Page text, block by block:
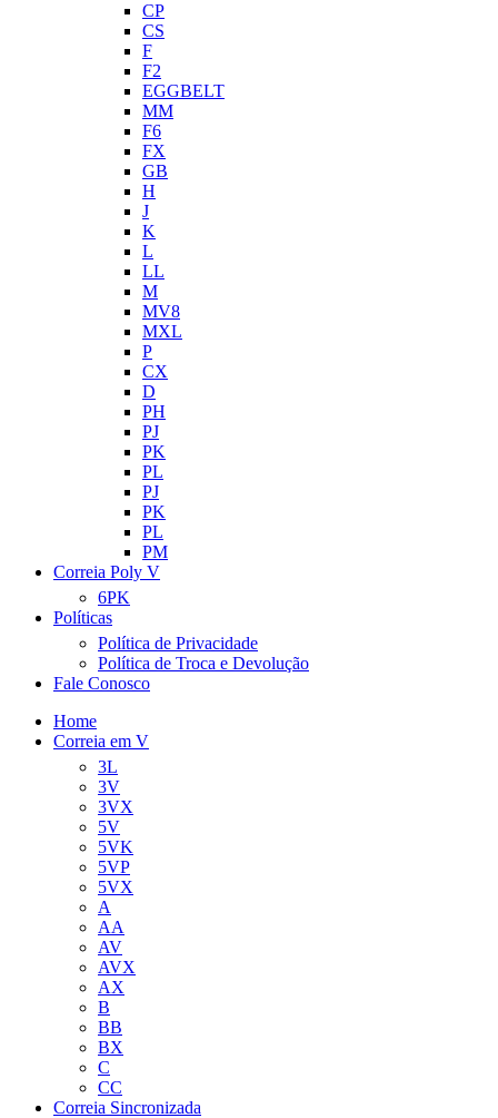
CP
CS
F
F2
EGGBELT
MM
F6
FX
GB
H
J
K
L
LL
M
MV8
MXL
P
CX
D
PH
PJ
PK
PL
PJ
PK
PL
PM
Correia Poly V
6PK
Políticas
Política de Privacidade
Política de Troca e Devolução
Fale Conosco
Home
Correia em V
3L
3V
3VX
5V
5VK
5VP
5VX
A
AA
AV
AVX
AX
B
BB
BX
C
CC
Correia Sincronizada